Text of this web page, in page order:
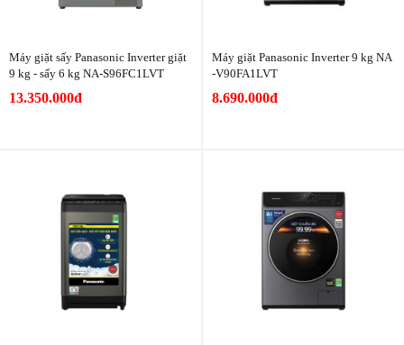
Máy giặt sấy Panasonic Inverter giặt
9 kg - sấy 6 kg NA-S96FC1LVT
13.350.000đ
Máy giặt Panasonic Inverter 9 kg NA
-V90FA1LVT
8.690.000đ